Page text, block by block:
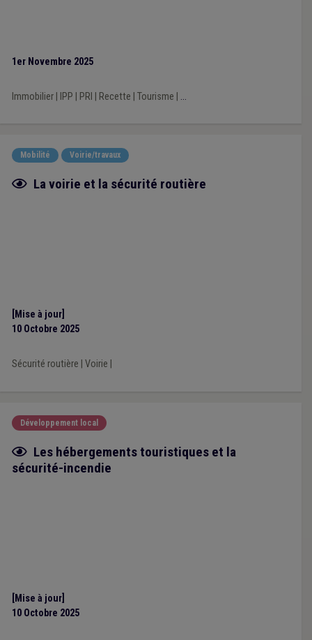
1er Novembre 2025
Immobilier| IPP PRI Recette Tourisme ...
Mobilité Voirie/travaux
Fiche focus
La voirie et la sécurité routière
[Mise à jour]
10 Octobre 2025
Sécurité routière Voirie
Développement local
Fiche focus
Les hébergements touristiques et la
sécurité-incendie
[Mise à jour]
10 Octobre 2025